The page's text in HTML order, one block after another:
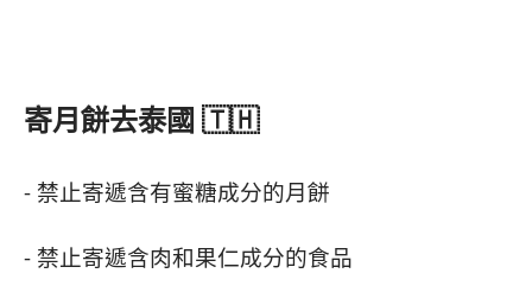
寄月餅去泰國 🇹🇭
- 禁止寄遞含有蜜糖成分的月餅
- 禁止寄遞含肉和果仁成分的食品